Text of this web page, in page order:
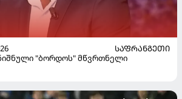
ᲡᲐᲤᲠᲐᲜᲒᲔᲗᲘ
"ბორდოს" მწვრთნელი